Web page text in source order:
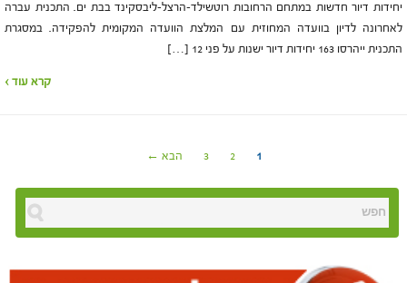
יחידות דיור חדשות במתחם הרחובות רוטשילד-הרצל-ליבסקינד בבת ים. התכנית עברה
לאחרונה לדיון בוועדה המחוזית עם המלצת הוועדה המקומית להפקידה. במסגרת
התכנית ייהרסו 163 יחידות דיור ישנות על פני 12 […]
קרא עוד ›
1
2
3 הבא ←